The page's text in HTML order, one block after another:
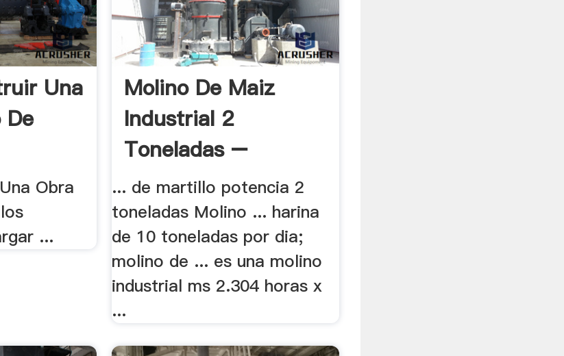
Una
De
Obra
...
Molino De Maiz
Industrial 2
Toneladas –
Trituradora
... de martillo potencia 2
toneladas Molino ... harina
de 10 toneladas por dia;
molino de ... es una molino
industrial ms 2.304 horas x
...